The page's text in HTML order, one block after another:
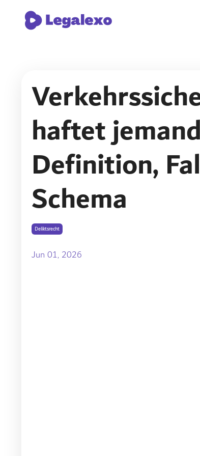
haftet
Definition,
Schema
Deliktsrecht
Jun 01, 2026